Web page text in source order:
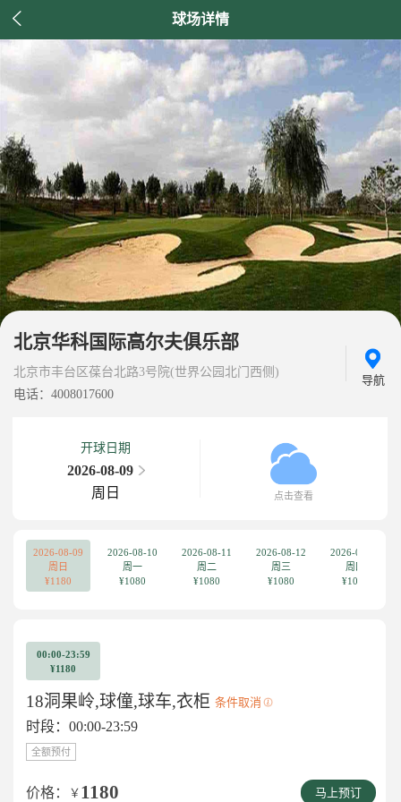
 球场详情
北京华科国际高尔夫俱乐部
北京市丰台区葆台北路3号院(世界公园北门西侧)
电话：4008017600
导航
开球日期
2026-08-09
周日
点击查看
2026-08-09
周日
¥1180
2026-08-10
周一
¥1080
2026-08-11
周二
¥1080
2026-08-12
周三
¥1080
2026-08-13
周四
¥1080
00:00-23:59
¥1180
18洞果岭,球僮,球车,衣柜 条件取消
时段：00:00-23:59
全额预付
价格： ￥ 1180 马上预订